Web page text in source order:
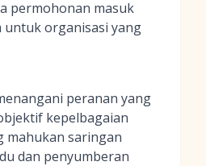
permohonan masuk
untuk organisasi yang
peranan yang
kepelbagaian
mahukan saringan
dan penyumberan